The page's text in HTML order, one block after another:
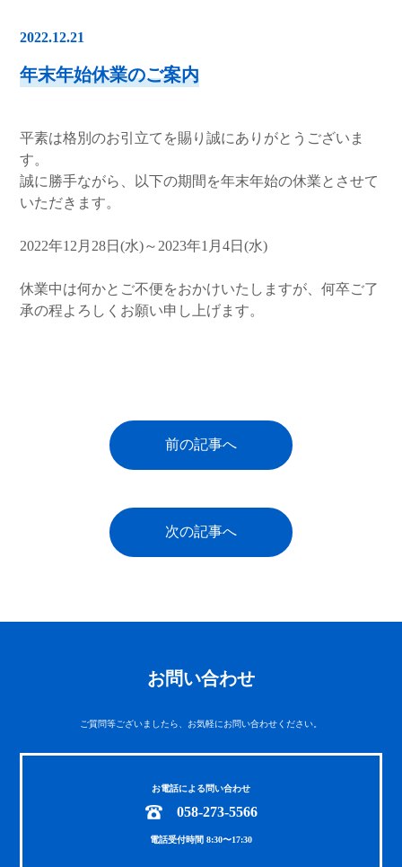
2022.12.21
年末年始休業のご案内
平素は格別のお引立てを賜り誠にありがとうございま
す。
誠に勝手ながら、以下の期間を年末年始の休業とさせて
いただきます。
2022年12月28日(水)～2023年1月4日(水)
休業中は何かとご不便をおかけいたしますが、何卒ご了
承の程よろしくお願い申し上げます。
前の記事へ
次の記事へ
お問い合わせ
ご質問等ございましたら、お気軽にお問い合わせください。
お電話による問い合わせ
058-273-5566
電話受付時間 8:30〜17:30